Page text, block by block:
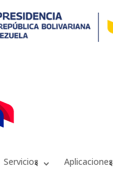
Servicios Aplicaciones